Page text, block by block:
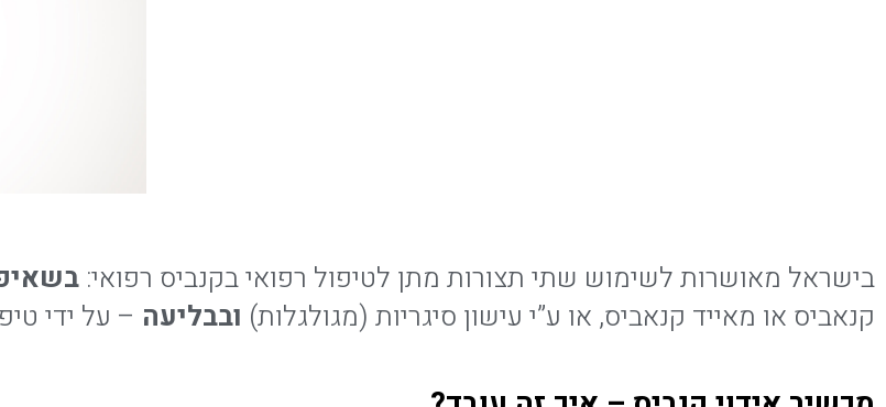
בישראל מאושרות לשימוש שתי תצורות מתן לטיפול רפואי בקנביס רפואי:
קנאביס או מאייד קנאביס, או ע”י עישון סיגריות (מגולגלות) ובבליעה – על ידי